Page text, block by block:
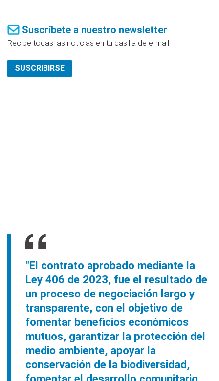
Suscríbete a nuestro newsletter
Recibe todas las noticias en tu casilla de e-mail.
SUSCRIBIRSE
"El contrato aprobado mediante la
Ley 406 de 2023, fue el resultado de
un proceso de negociación largo y
transparente, con el objetivo de
fomentar beneficios económicos
mutuos, garantizar la protección del
medio ambiente, apoyar la
conservación de la biodiversidad,